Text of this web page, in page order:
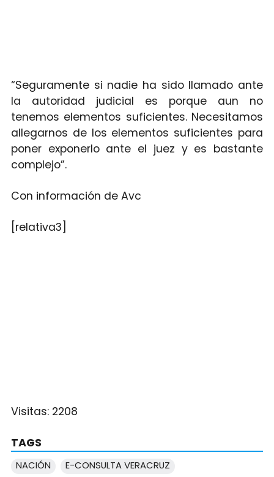
“Seguramente si nadie ha sido llamado ante
la autoridad judicial es porque aun no
tenemos elementos suficientes. Necesitamos
allegarnos de los elementos suficientes para
poner exponerlo ante el juez y es bastante
complejo”.
Con información de Avc
[relativa3]
Visitas: 2208
TAGS
NACIÓN
E-CONSULTA VERACRUZ